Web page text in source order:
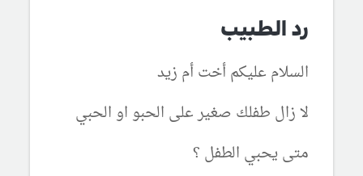
رد الطبيب
السلام عليكم أخت أم زيد
لا زال طفلك صغير على الحبو او الحبي
متى يحبي الطفل ؟